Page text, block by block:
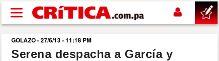
Pasar al contenido principal
buscar
GOLAZO - 27/6/13 - 11:18 PM
Serena despacha a García y